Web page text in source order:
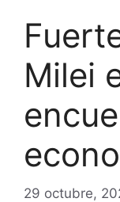
Milei
29 octubre,